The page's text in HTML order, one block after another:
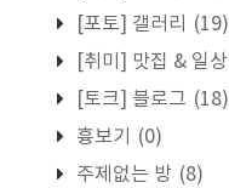
[포토] 갤러리
(19)
[취미] 맛집 & 일상
[토크] 블로그 (18)
흉보기
(0)
주제없는 방 (8)